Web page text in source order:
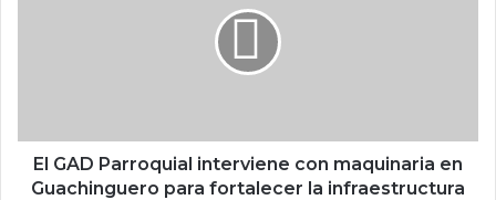
El GAD Parroquial interviene con maquinaria en
Guachinguero para fortalecer la infraestructura